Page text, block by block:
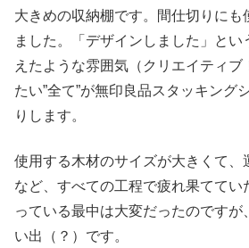
大きめの収納棚です。間仕切りにも
ました。「デザインしました」と
えたような雰囲気（クリエイティブ
たい”全て”が無印良品スタッキング
りします。
使用する木材のサイズが大きくて、
など、すべての工程で疲れ果ててい
っている最中は大変だったのですが
い出（？）です。